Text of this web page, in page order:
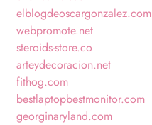
elblogdeoscargonzalez.com
webpromote.net
steroids-store.co
arteydecoracion.net
fithog.com
bestlaptopbestmonitor.com
georginaryland.com